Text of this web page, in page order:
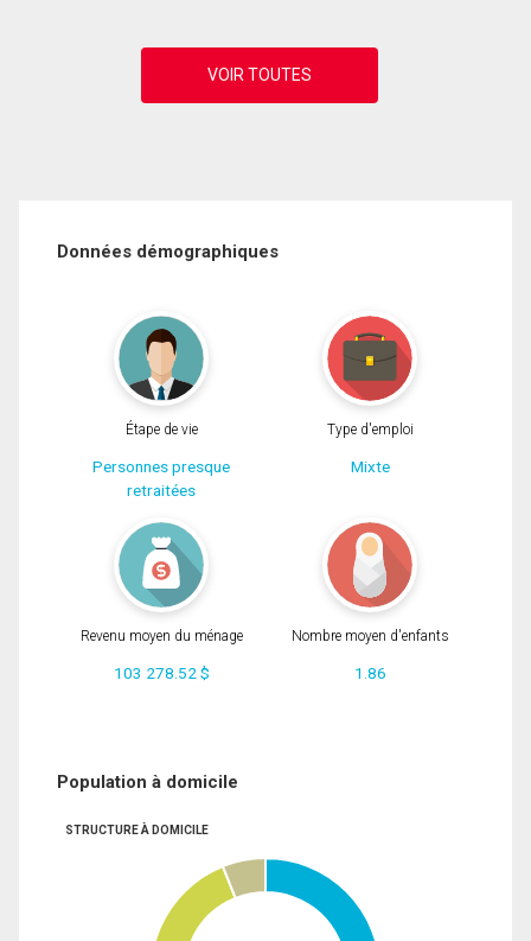
Données démographiques
Étape de vie
Personnes presque
retraitées
Type d'emploi
Mixte
Revenu moyen du ménage
103 278.52 $
Nombre moyen d'enfants
1.86
Population à domicile
STRUCTURE À DOMICILE